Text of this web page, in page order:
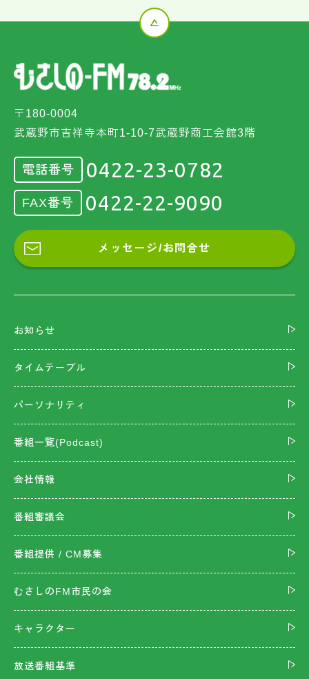
〒180-0004
武蔵野市吉祥寺本町1-10-7武蔵野商工会館3階
電話番号 0422-23-0782
FAX番号 0422-22-9090
メッセージ/お問合せ
お知らせ
タイムテーブル
パーソナリティ
番組一覧(Podcast)
会社情報
番組審議会
番組提供 / CM募集
むさしのFM市民の会
キャラクター
放送番組基準